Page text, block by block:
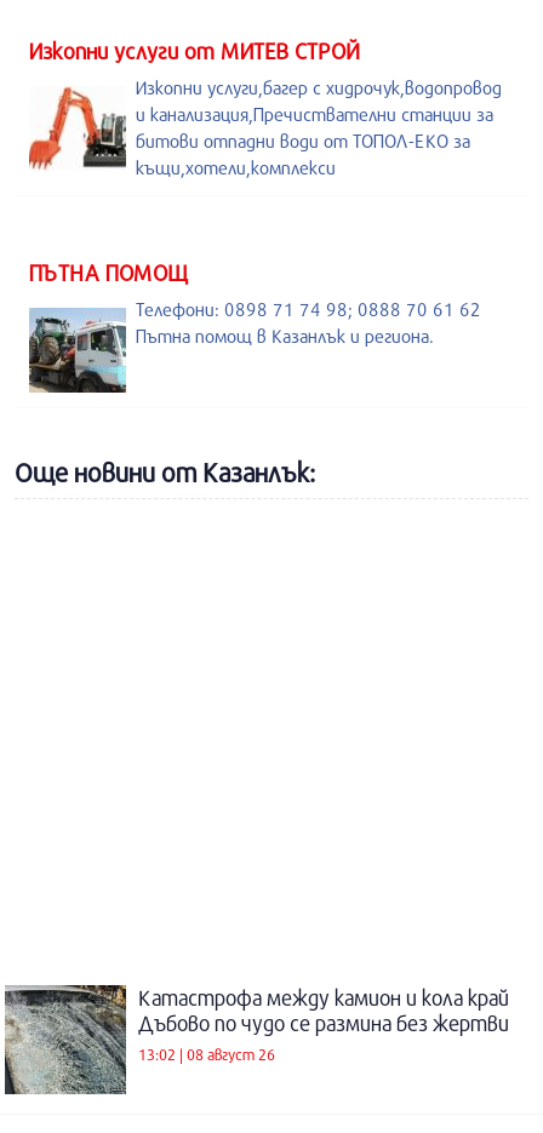
Изкопни услуги от МИТЕВ СТРОЙ
Изкопни услуги,багер с хидрочук,водопровод
и канализация,Пречиствателни станции за
битови отпадни води от ТОПОЛ-ЕКО за
къщи,хотели,комплекси
ПЪТНА ПОМОЩ
Телефони: 0898 71 74 98; 0888 70 61 62
Пътна помощ в Казанлък и региона.
Още новини от Казанлък:
Катастрофа между камион и кола край
Дъбово по чудо се размина без жертви
13:02 | 08 август 26